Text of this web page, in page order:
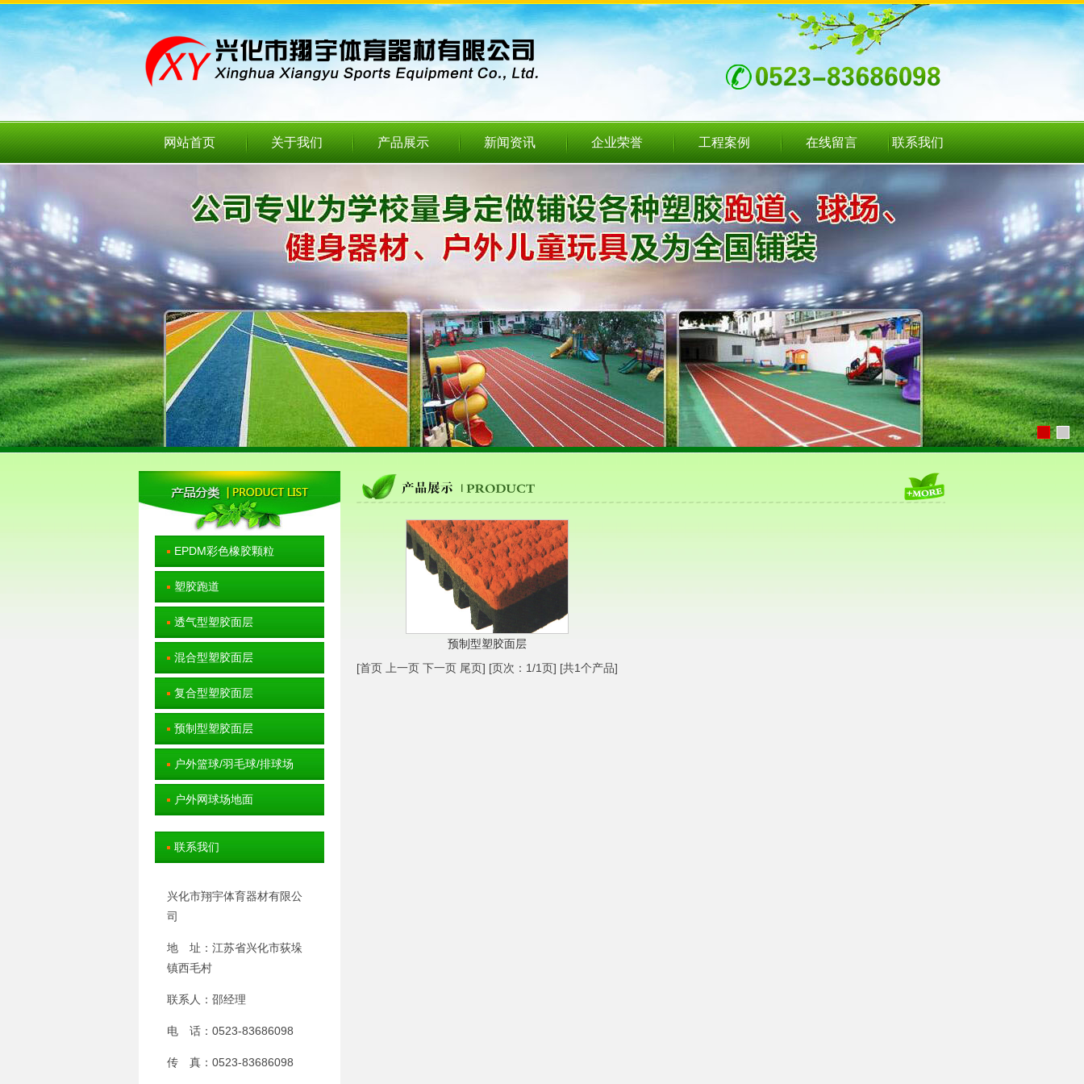
网站首页 关于我们 产品展示 新闻资讯 企业荣誉 工程案例 在线留言 联系我们
EPDM彩色橡胶颗粒
塑胶跑道
透气型塑胶面层
混合型塑胶面层
复合型塑胶面层
预制型塑胶面层
户外篮球/羽毛球/排球场
户外网球场地面
联系我们
兴化市翔宇体育器材有限公
司
地 址：江苏省兴化市荻垛
镇西毛村
联系人：邵经理
电 话：0523-83686098
传 真：0523-83686098
预制型塑胶面层
[首页 上一页 下一页 尾页] [页次：1/1页] [共1个产品]